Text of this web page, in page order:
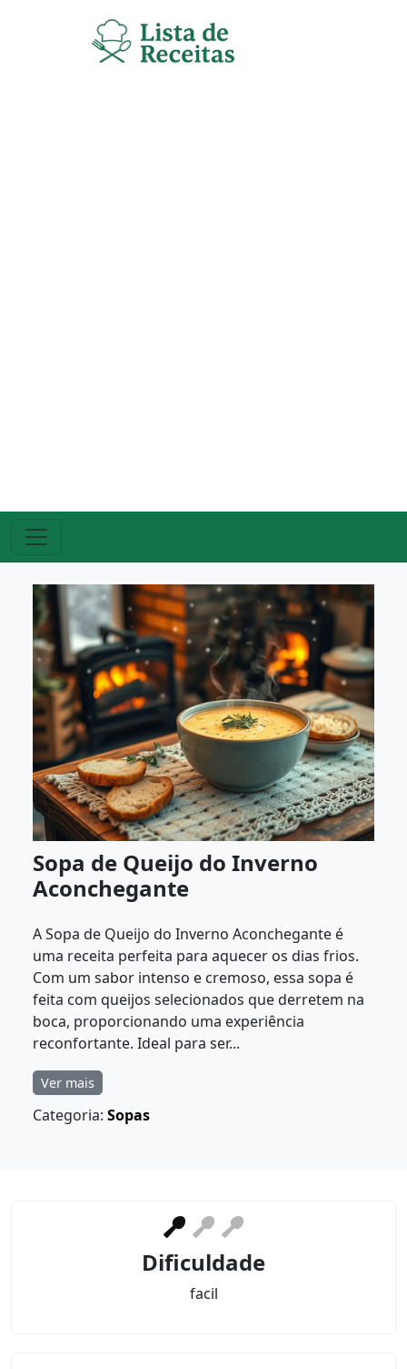
Sopa de Queijo do Inverno
Aconchegante
A Sopa de Queijo do Inverno Aconchegante é
uma receita perfeita para aquecer os dias frios.
Com um sabor intenso e cremoso, essa sopa é
feita com queijos selecionados que derretem na
boca, proporcionando uma experiência
reconfortante. Ideal para ser...
Ver mais
Categoria: Sopas
Dificuldade
facil